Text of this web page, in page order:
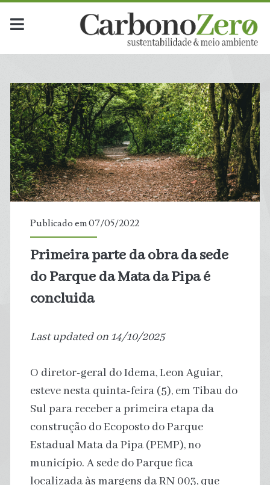
Publicado em 07/05/2022
Primeira parte da obra da sede
do Parque da Mata da Pipa é
concluida
Last updated on 14/10/2025
O diretor-geral do Idema, Leon Aguiar,
esteve nesta quinta-feira (5), em Tibau do
Sul para receber a primeira etapa da
construção do Ecoposto do Parque
Estadual Mata da Pipa (PEMP), no
município. A sede do Parque fica
localizada às margens da RN 003, que